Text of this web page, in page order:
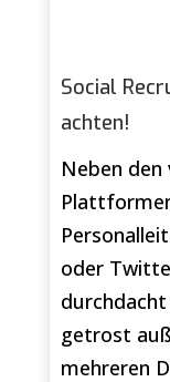
Social
achten!
Neben
oder
durchdacht
getrost
mehreren